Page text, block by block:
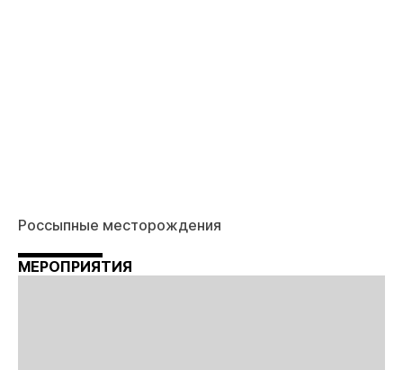
Россыпные месторождения
МЕРОПРИЯТИЯ